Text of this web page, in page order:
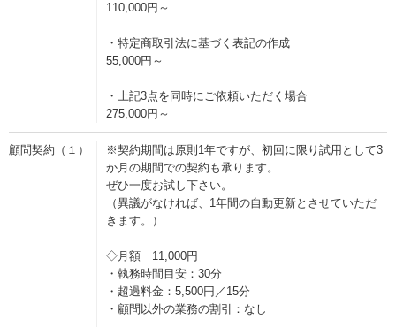
110,000円～
・特定商取引法に基づく表記の作成
55,000円～
・上記3点を同時にご依頼いただく場合
275,000円～
顧問契約（１）
※契約期間は原則1年ですが、初回に限り試用として3
か月の期間での契約も承ります。
ぜひ一度お試し下さい。
（異議がなければ、1年間の自動更新とさせていただ
きます。）
◇月額 11,000円
・執務時間目安：30分
・超過料金：5,500円／15分
・顧問以外の業務の割引：なし